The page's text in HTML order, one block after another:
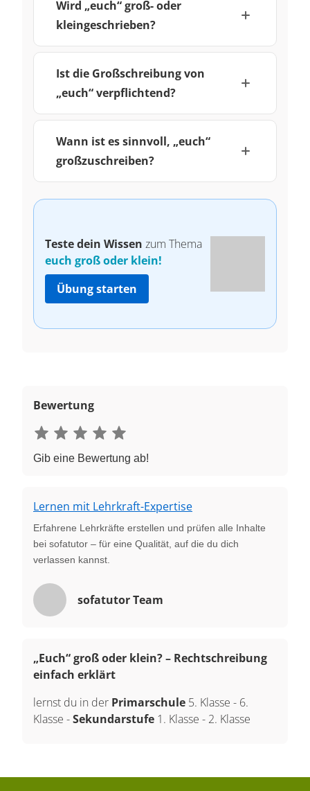
Wird „euch“ groß- oder
kleingeschrieben?
Ist die Großschreibung von
„euch“ verpflichtend?
Wann ist es sinnvoll, „euch“
großzuschreiben?
Teste dein Wissen zum Thema
euch groß oder klein!
Übung starten
Bewertung
Gib eine Bewertung ab!
Lernen mit Lehrkraft-Expertise
Erfahrene Lehrkräfte erstellen und prüfen alle Inhalte
bei sofatutor – für eine Qualität, auf die du dich
verlassen kannst.
sofatutor Team
„Euch“ groß oder klein? – Rechtschreibung
einfach erklärt
lernst du in der Primarschule 5. Klasse - 6.
Klasse -Sekundarstufe 1. Klasse - 2. Klasse